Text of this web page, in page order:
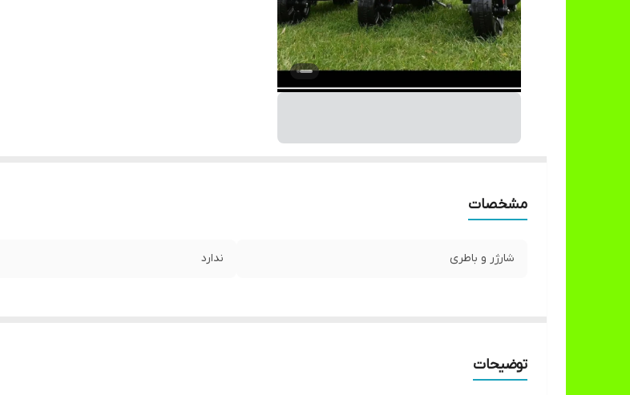
مشخصات
شارژر و باطری ندارد
توضیحات